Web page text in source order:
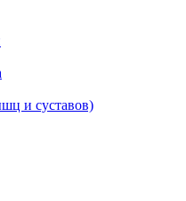
и суставов)